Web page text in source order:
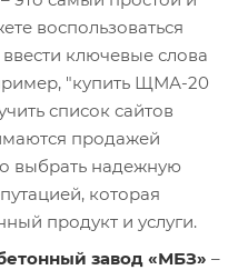
воспользоваться
ключевые слова
"купить ЩМА-20
список сайтов
продажей
выбрать надежную
которая
продукт и услуги.
завод «МБЗ» –